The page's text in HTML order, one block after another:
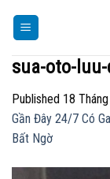
sua-oto-luu-
Published 18
Gần Đây 24/7 Có
Bất Ngờ